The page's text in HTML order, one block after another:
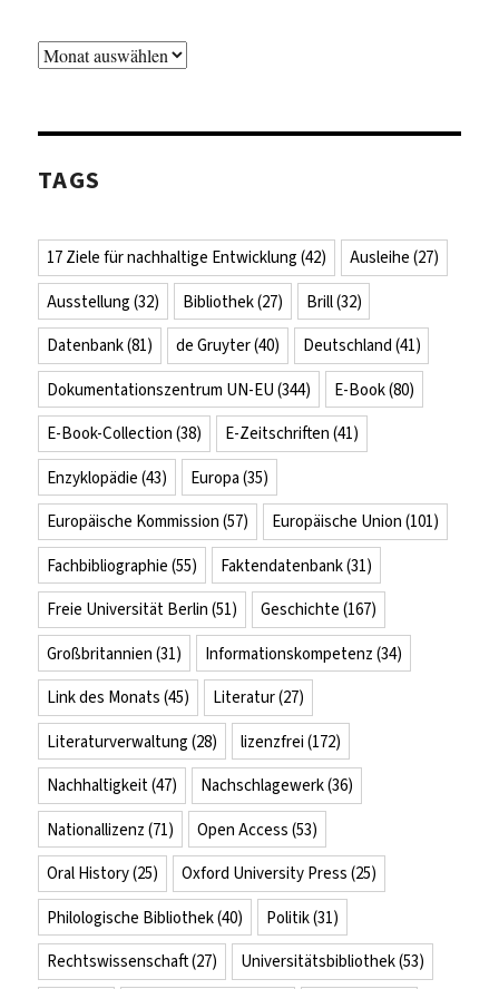
Archiv
TAGS
17 Ziele für nachhaltige Entwicklung (42) Ausleihe (27)
Ausstellung (32) Bibliothek(27) Brill(32)
Datenbank(81) de Gruyter(40) Deutschland (41)
Dokumentationszentrum UN-EU (344) E-Book(80)
E-Book-Collection (38) E-Zeitschriften (41)
Enzyklopädie (43) Europa (35)
Europäische Kommission (57) Europäische Union (101)
Fachbibliographie (55) Faktendatenbank(31)
Freie Universität Berlin (51) Geschichte (167)
Großbritannien (31) Informationskompetenz (34)
Link des Monats (45) Literatur(27)
Literaturverwaltung (28) lizenzfrei (172)
Nachhaltigkeit(47) Nachschlagewerk(36)
Nationallizenz (71) Open Access (53)
Oral History(25) Oxford University Press (25)
Philologische Bibliothek(40) Politik(31)
Rechtswissenschaft(27) Universitätsbibliothek(53)